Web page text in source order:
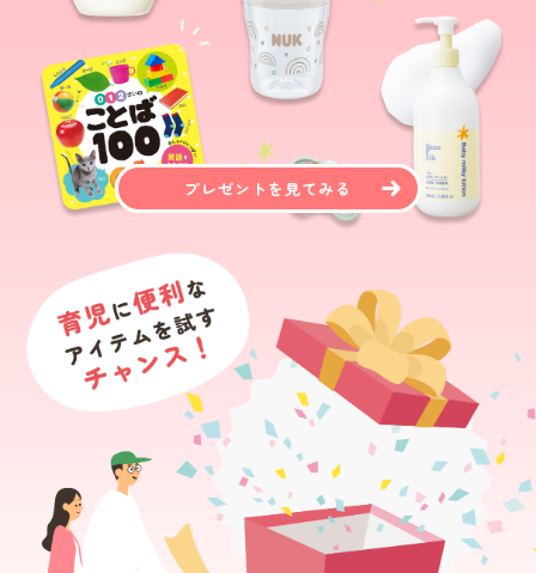
プレゼントを見てみる